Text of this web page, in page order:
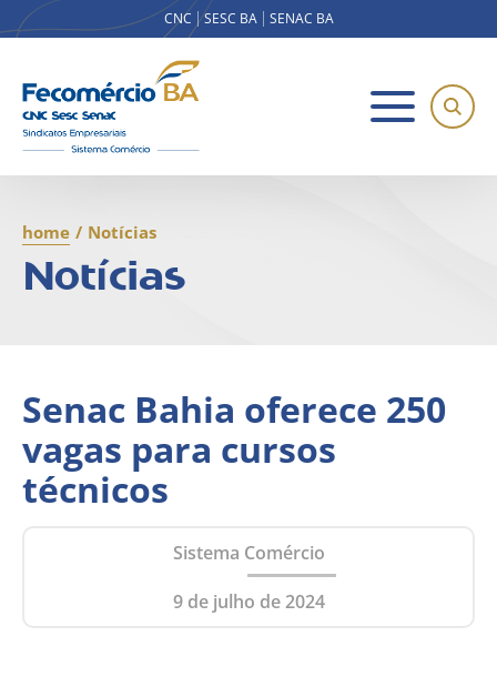
CNC SESC BA SENAC BA
home / Notícias
Notícias
Senac Bahia oferece 250
vagas para cursos
técnicos
Sistema Comércio
9 de julho de 2024